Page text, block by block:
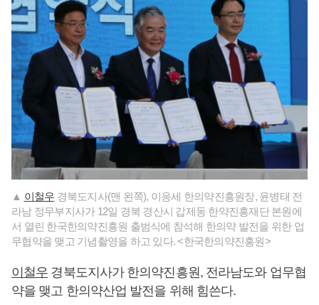
▲ 이철우 경북도지사(맨 왼쪽), 이응세 한의약진흥원장, 윤병태 전
라남 정무부지사가 12일 경북 경산시 갑제동 한약진흥재단 본원에
서 열린 한국한의약진흥원 출범식에 참석해 한의약 발전을 위한 업
무협약을 맺고 기념촬영을 하고 있다. <한국한의약진흥원>
이철우 경북도지사가 한의약진흥원, 전라남도와 업무협
약을 맺고 한의약산업 발전을 위해 힘쓴다.